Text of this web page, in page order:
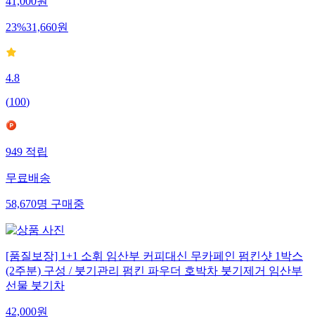
41,000원
23%31,660원
4.8
(100)
949적립
무료배송
58,670명구매중
[품질보장] 1+1 소휘 임산부 커피대신 무카페인 펌킨샷 1박스
(2주분) 구성 / 붓기관리 펌킨 파우더 호박차 붓기제거 임산부
선물 붓기차
42,000원